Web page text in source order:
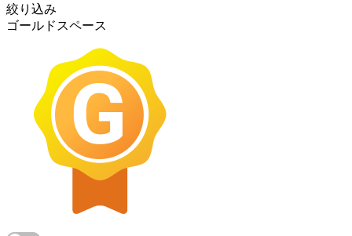
絞り込み
ゴールドスペース